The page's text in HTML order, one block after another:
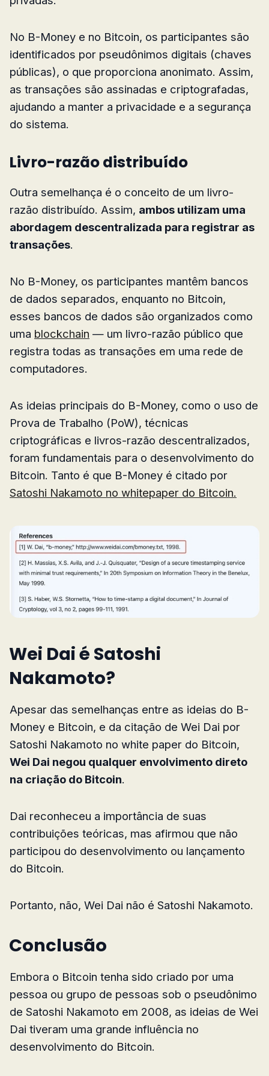
No B-Money e no Bitcoin, os participantes são
identificados por pseudônimos digitais (chaves
públicas), o que proporciona anonimato. Assim,
as transações são assinadas e criptografadas,
ajudando a manter a privacidade e a segurança
do sistema.
Livro-razão distribuído
Outra semelhança é o conceito de um livro-
razão distribuído. Assim, ambos utilizam uma
abordagem descentralizada para registrar as
transações.
No B-Money, os participantes mantêm bancos
de dados separados, enquanto no Bitcoin,
esses bancos de dados são organizados como
uma blockchain — um livro-razão público que
registra todas as transações em uma rede de
computadores.
As ideias principais do B-Money, como o uso de
Prova de Trabalho (PoW), técnicas
criptográficas e livros-razão descentralizados,
foram fundamentais para o desenvolvimento do
Bitcoin. Tanto é que B-Money é citado por
Satoshi Nakamoto no whitepaper do Bitcoin.
Wei Dai é Satoshi
Nakamoto?
Apesar das semelhanças entre as ideias do B-
Money e Bitcoin, e da citação de Wei Dai por
Satoshi Nakamoto no white paper do Bitcoin,
Wei Dai negou qualquer envolvimento direto
na criação do Bitcoin.
Dai reconheceu a importância de suas
contribuições teóricas, mas afirmou que não
participou do desenvolvimento ou lançamento
do Bitcoin.
Portanto, não, Wei Dai não é Satoshi Nakamoto.
Conclusão
Embora o Bitcoin tenha sido criado por uma
pessoa ou grupo de pessoas sob o pseudônimo
de Satoshi Nakamoto em 2008, as ideias de Wei
Dai tiveram uma grande influência no
desenvolvimento do Bitcoin.